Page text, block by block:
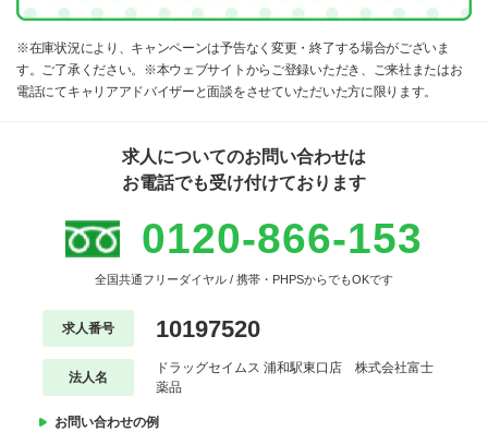
※在庫状況により、キャンペーンは予告なく変更・終了する場合がございま
す。ご了承ください。※本ウェブサイトからご登録いただき、ご来社またはお
電話にてキャリアアドバイザーと面談をさせていただいた方に限ります。
求人についてのお問い合わせは
お電話でも受け付けております
0120-866-153
全国共通フリーダイヤル / 携帯・PHPSからでもOKです
求人番号 10197520
法人名
ドラッグセイムス 浦和駅東口店 株式会社富士
薬品
お問い合わせの例